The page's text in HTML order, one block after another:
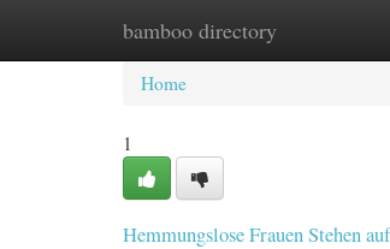
bamboo directory
Home New Site Listings
Home
1
Hemmungslose Frauen Stehen